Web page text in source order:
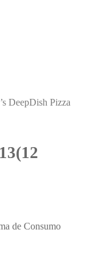
DeepDish Pizza
de Consumo